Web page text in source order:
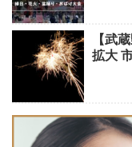
【武
拡大